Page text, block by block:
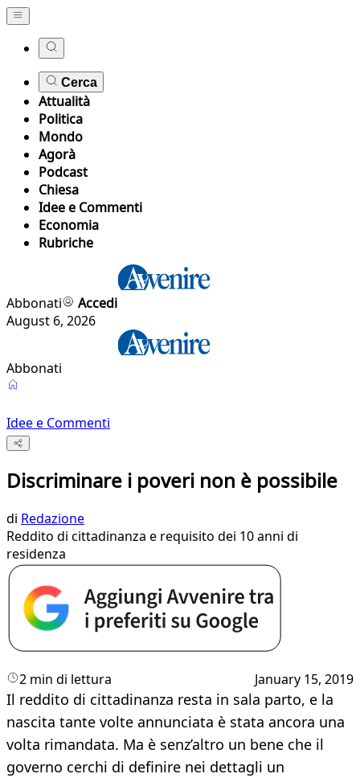
Cerca
Attualità
Politica
Mondo
Agorà
Podcast
Chiesa
Idee e Commenti
Economia
Rubriche
Abbonati
Accedi
August 6, 2026
Abbonati
Idee e Commenti
Discriminare i poveri non è possibile
di Redazione
Reddito di cittadinanza e requisito dei 10 anni di
residenza
2 min di lettura January 15, 2019
Il reddito di cittadinanza resta in sala parto, e la
nascita tante volte annunciata è stata ancora una
volta rimandata. Ma è senz’altro un bene che il
governo cerchi di definire nei dettagli un